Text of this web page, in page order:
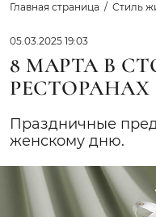
Главная страница Стиль
05.03.2025 19:03
8 МАРТА В
РЕСТОРАНАХ
Праздничные
женскому дню.